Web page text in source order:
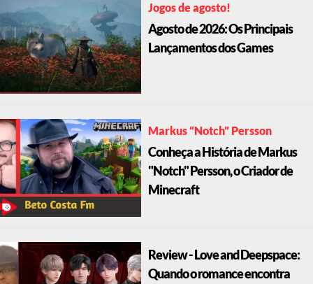
Jogos de agosto!
Agosto de 2026: Os Principais
Lançamentos dos Games
Markus “Notch” Persson
Conheça a História de Markus
"Notch" Persson, o Criador de
Minecraft
Review - Love and Deepspace:
Quando o romance encontra